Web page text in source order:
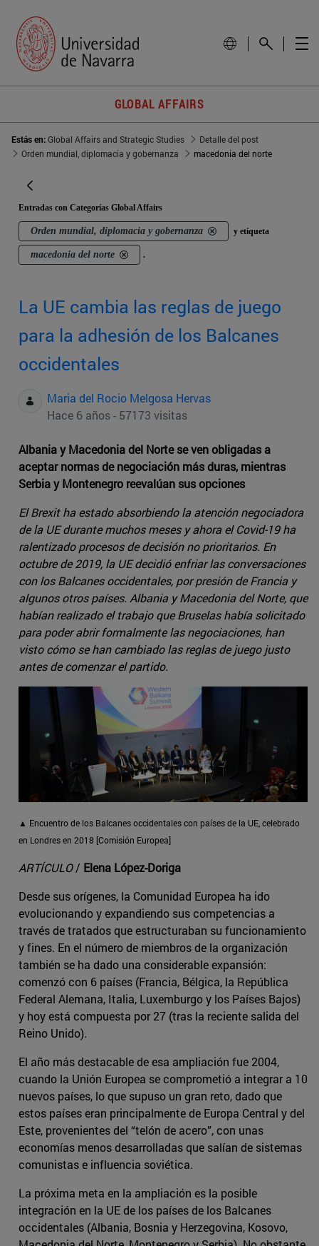
GLOBAL AFFAIRS
Estás en:Global Affairs and Strategic Studies
Detalle del post
Orden mundial, diplomacia y gobernanza
macedonia del norte
Entradas con Categorías Global Affairs
Orden mundial, diplomacia y gobernanza y etiqueta
macedonia del norte .
La UE cambia las reglas de juego
para la adhesión de los Balcanes
occidentales
Maria del Rocio Melgosa Hervas
Hace 6 años - 57173 visitas
Albania y Macedonia del Norte se ven obligadas a
aceptar normas de negociación más duras, mientras
Serbia y Montenegro reevalúan sus opciones
El Brexit ha estado absorbiendo la atención negociadora
de la UE durante muchos meses y ahora el Covid-19 ha
ralentizado procesos de decisión no prioritarios. En
octubre de 2019, la UE decidió enfriar las conversaciones
con los Balcanes occidentales, por presión de Francia y
algunos otros países. Albania y Macedonia del Norte, que
habían realizado el trabajo que Bruselas había solicitado
para poder abrir formalmente las negociaciones, han
visto cómo se han cambiado las reglas de juego justo
antes de comenzar el partido.
▲ Encuentro de los Balcanes occidentales con países de la UE, celebrado
en Londres en 2018 [Comisión Europea]
ARTÍCULO/ Elena López-Doriga
Desde sus orígenes, la Comunidad Europea ha ido
evolucionando y expandiendo sus competencias a
través de tratados que estructuraban su funcionamiento
y fines. En el número de miembros de la organización
también se ha dado una considerable expansión:
comenzó con 6 países (Francia, Bélgica, la República
Federal Alemana, Italia, Luxemburgo y los Países Bajos)
y hoy está compuesta por 27 (tras la reciente salida del
Reino Unido).
El año más destacable de esa ampliación fue 2004,
cuando la Unión Europea se comprometió a integrar a 10
nuevos países, lo que supuso un gran reto, dado que
estos países eran principalmente de Europa Central y del
Este, provenientes del “telón de acero”, con unas
economías menos desarrolladas que salían de sistemas
comunistas e influencia soviética.
La próxima meta en la ampliación es la posible
integración en la UE de los países de los Balcanes
occidentales (Albania, Bosnia y Herzegovina, Kosovo,